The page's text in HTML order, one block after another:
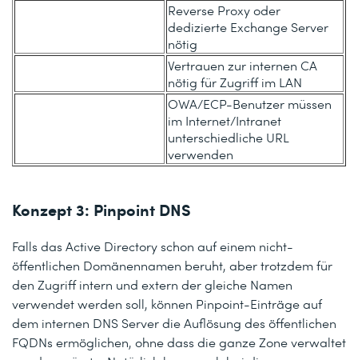
Reverse Proxy oder
dedizierte Exchange Server
nötig
Vertrauen zur internen CA
nötig für Zugriff im LAN
OWA/ECP-Benutzer müssen
im Internet/Intranet
unterschiedliche URL
verwenden
Konzept 3: Pinpoint DNS
Falls das Active Directory schon auf einem nicht-
öffentlichen Domänennamen beruht, aber trotzdem für
den Zugriff intern und extern der gleiche Namen
verwendet werden soll, können Pinpoint-Einträge auf
dem internen DNS Server die Auflösung des öffentlichen
FQDNs ermöglichen, ohne dass die ganze Zone verwaltet